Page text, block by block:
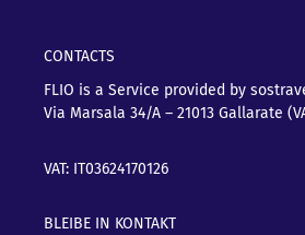
CONTACTS
FLIO is a Service provided by
Via Marsala 34/A – 21013 Gallarate
VAT: IT03624170126
BLEIBE IN KONTAKT